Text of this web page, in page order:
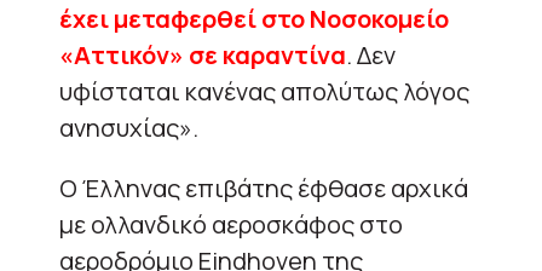
έχει μεταφερθεί στο Νοσοκομείο
«Αττικόν» σε καραντίνα. Δεν
υφίσταται κανένας απολύτως λόγος
ανησυχίας».
Ο Έλληνας επιβάτης έφθασε αρχικά
με ολλανδικό αεροσκάφος στο
αεροδρόμιο Eindhoven της